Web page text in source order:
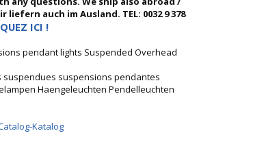
auch im Ausland. TEL: 0032 9 378
ICI !
pendant lights Suspended Overhead
suspendues suspensions pendantes
Haengeleuchten Pendelleuchten
Katalog